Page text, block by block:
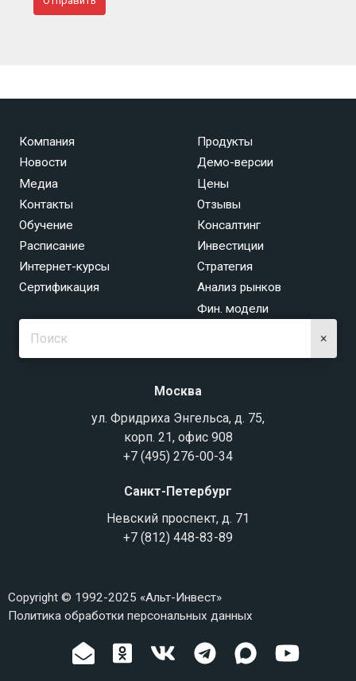
Компания
Новости
Медиа
Контакты
Продукты
Демо-версии
Цены
Отзывы
Обучение
Расписание
Интернет-курсы
Сертификация
Консалтинг
Инвестиции
Стратегия
Анализ рынков
Фин. модели
×
Москва
ул. Фридриха Энгельса, д. 75,
корп. 21, офис 908
+7 (495) 276-00-34
Санкт-Петербург
Невский проспект, д. 71
+7 (812) 448-83-89
Copyright © 1992-2025 «Альт-Инвест»
Политика обработки персональных данных